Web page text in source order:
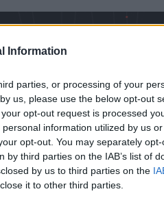
Information
parties, or processing of your
us, please use the below opt-out
opt-out request is processed
information utilized by us
opt-out. You may separately
third parties on the IAB’s list of
by us to third parties on the
it to other third parties.